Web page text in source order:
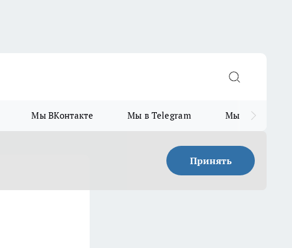
Мы ВКонтакте Мы в Telegram Мы в MAX
Принять